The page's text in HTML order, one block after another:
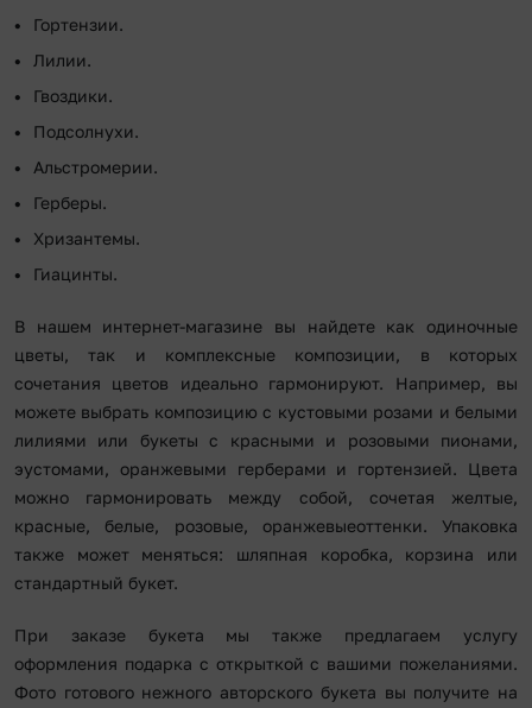
Гортензии.
Лилии.
Гвоздики.
Подсолнухи.
Альстромерии.
Герберы.
Хризантемы.
Гиацинты.
В нашем интернет-магазине вы найдете как одиночные
цветы, так и комплексные композиции, в которых
сочетания цветов идеально гармонируют. Например, вы
можете выбрать композицию с кустовыми розами и белыми
лилиями или букеты с красными и розовыми пионами,
эустомами, оранжевыми герберами и гортензией. Цвета
можно гармонировать между собой, сочетая желтые,
красные, белые, розовые, оранжевыеоттенки. Упаковка
также может меняться: шляпная коробка, корзина или
стандартный букет.
При заказе букета мы также предлагаем услугу
оформления подарка с открыткой с вашими пожеланиями.
Фото готового нежного авторского букета вы получите на